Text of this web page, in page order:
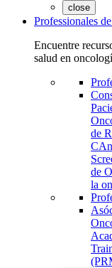
close
Professionales
Encuentre
salud en
de
de
la